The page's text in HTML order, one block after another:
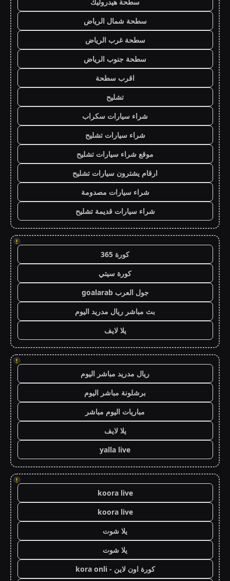
سطحة شمال الرياض
سطحة غرب الرياض
سطحة جنوب الرياض
اقرب سطحة
تشليح
شراء سيارات سكراب
شراء سيارات تشليح
موقع شراء سيارات تشليح
ارقام يشترون سيارات تشليح
شراء سيارات مصدومة
شراء سيارات قديمة تشليح
!
كورة 365
كورة سيتي
جول العرب goalarab
بث مباشر ريال مدريد اليوم
يلا لايف
!
ريال مدريد مباشر اليوم
برشلونة مباشر اليوم
مباريات اليوم مباشر
يلا لايف
yalla live
!
koora live
koora live
يلا شوت
يلا شوت
كورة اون لاين - kora onli